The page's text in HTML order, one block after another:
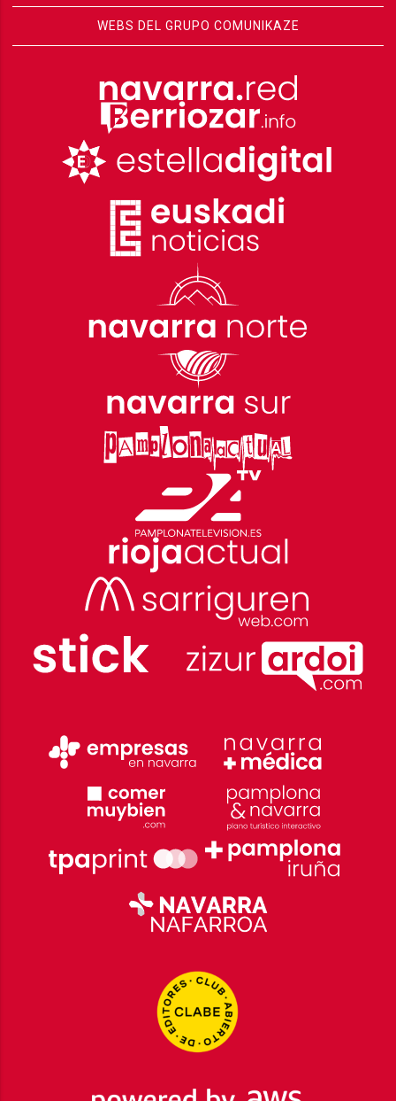
WEBS DEL GRUPO COMUNIKAZE